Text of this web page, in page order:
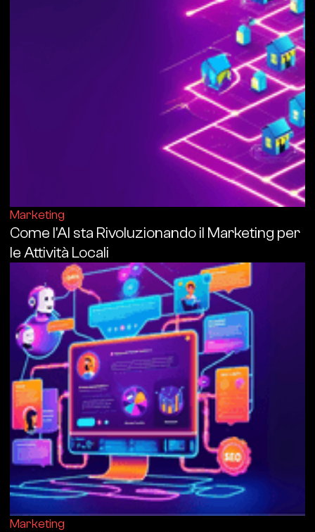
Marketing
Come l'AI sta Rivoluzionando il Marketing per
le Attività Locali
Marketing